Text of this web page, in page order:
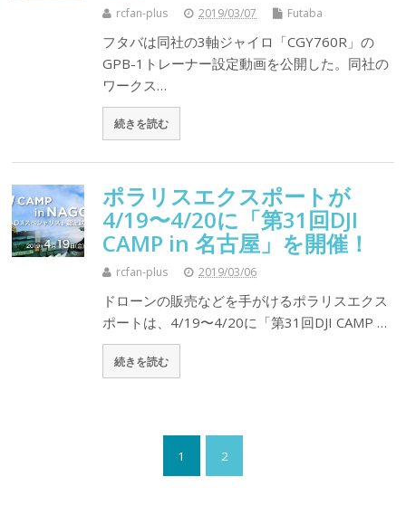
rcfan-plus 2019/03/07 Futaba
フタバは同社の3軸ジャイロ「CGY760R」の
GPB-1トレーナー設定動画を公開した。同社の
ワークス…
続きを読む
ポラリスエクスポートが
4/19〜4/20に「第31回DJI
CAMP in 名古屋」を開催！
rcfan-plus 2019/03/06
ドローンの販売などを手がけるポラリスエクス
ポートは、4/19〜4/20に「第31回DJI CAMP …
続きを読む
1 2